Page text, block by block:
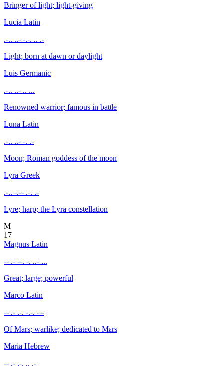
Bringer of light; light-giving
Lucia Latin
.-.. ..- -.-. .. .-
Light; born at dawn or daylight
Luis Germanic
.-.. ..- .. ...
Renowned warrior; famous in battle
Luna Latin
.-.. ..- -. .-
Moon; Roman goddess of the moon
Lyra Greek
.-.. -.-- .-. .-
Lyre; harp; the Lyra constellation
M
17
Magnus Latin
-- .- --. -. ..- ...
Great; large; powerful
Marco Latin
-- .- .-. -.-. ---
Of Mars; warlike; dedicated to Mars
Maria Hebrew
-- .- .-. .. .-